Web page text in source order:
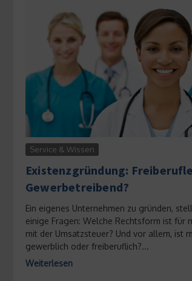
Service & Wissen
Existenzgründung:
Gewerbetreibend?
Ein eigenes Unternehmen zu gründen,
einige Fragen: Welche Rechtsform ist für
mit der Umsatzsteuer? Und vor allem, ist
gewerblich oder freiberuflich?...
Weiterlesen